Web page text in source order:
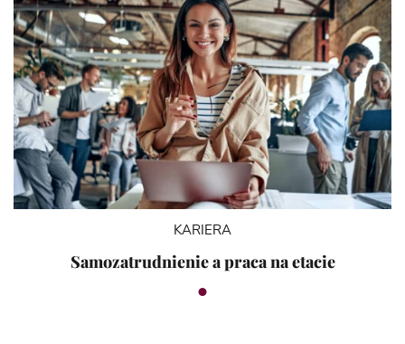
KARIERA
Samozatrudnienie a praca na etacie